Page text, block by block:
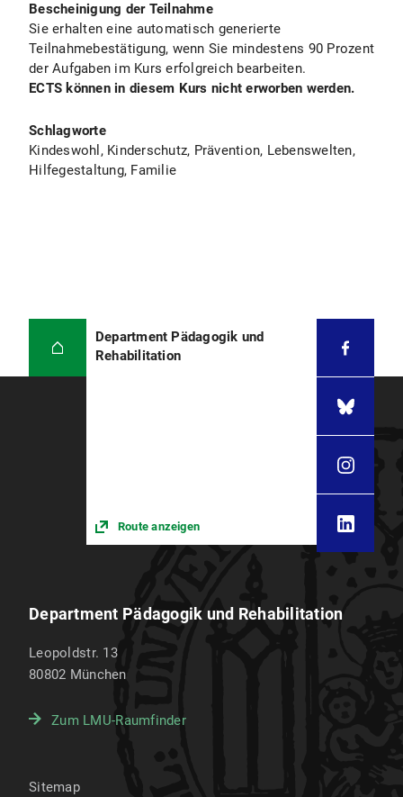
Bescheinigung der Teilnahme
Sie erhalten eine automatisch generierte
Teilnahmebestätigung, wenn Sie mindestens 90 Prozent
der Aufgaben im Kurs erfolgreich bearbeiten.
ECTS können in diesem Kurs nicht erworben werden.
Schlagworte
Kindeswohl, Kinderschutz, Prävention, Lebenswelten,
Hilfegestaltung, Familie
Department Pädagogik und
Rehabilitation
Route anzeigen
Department Pädagogik und Rehabilitation
Leopoldstr. 13
80802 München
Zum LMU-Raumfinder
Sitemap